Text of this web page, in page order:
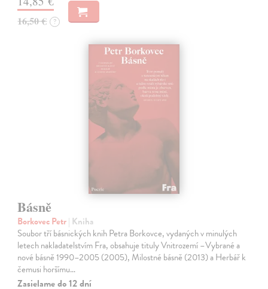
16,50 € ?
Básně
Borkovec Petr| Kniha
Soubor tří básnických knih Petra Borkovce, vydaných v minulých
letech nakladatelstvím Fra, obsahuje tituly Vnitrozemí –Vybrané a
nové básně 1990–2005 (2005), Milostné básně (2013) a Herbář k
čemusi horšímu…
Zasielame do 12 dní